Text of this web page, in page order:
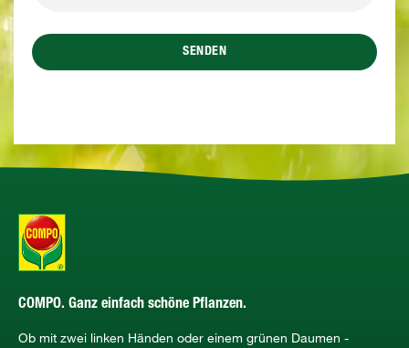
SENDEN
COMPO. Ganz einfach schöne Pflanzen.
Ob mit zwei linken Händen oder einem grünen Daumen -